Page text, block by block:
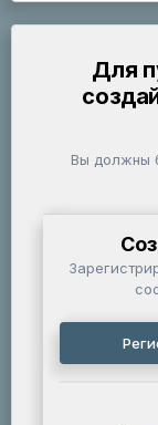
Для
Вы должны